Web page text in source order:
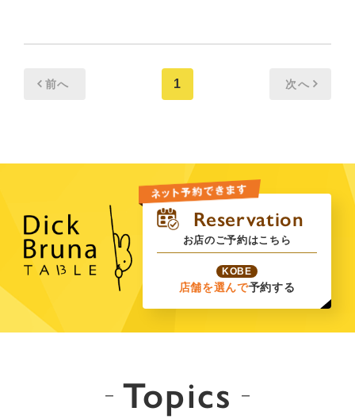
前へ 1 次へ
お店のご予約はこちら
KOBE
店舗を選んで予約する
Topics